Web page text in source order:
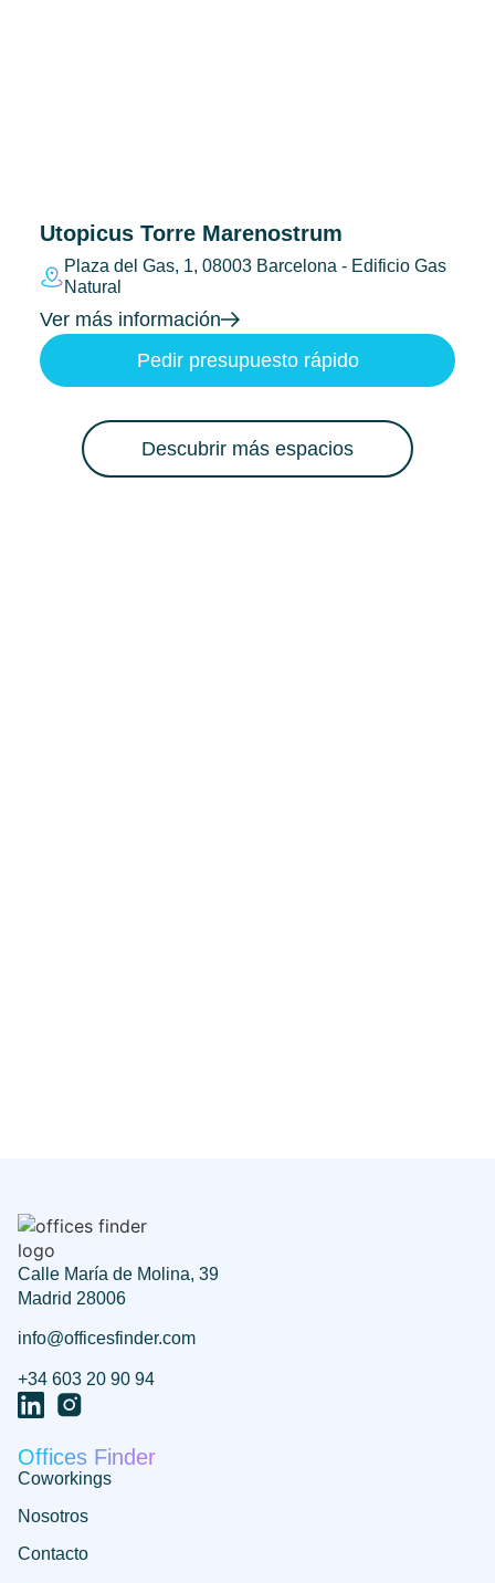
Utopicus Torre Marenostrum
Plaza del Gas, 1, 08003 Barcelona - Edificio Gas
Natural
Ver más información
Pedir presupuesto rápido
Descubrir más espacios
Calle María de Molina, 39
Madrid 28006
info@officesfinder.com
+34 603 20 90 94
Offices Finder
Coworkings
Nosotros
Contacto